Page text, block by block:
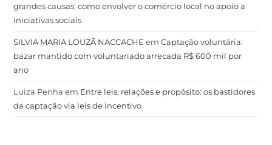
grandes causas: como envolver o comércio local no apoio a
iniciativas sociais
SILVIA MARIA LOUZÃ NACCACHE emCaptação voluntária:
bazar mantido com voluntariado arrecada R$ 600 mil por
ano
Luiza Penha em Entre leis, relações e propósito: os bastidores
da captação via leis de incentivo